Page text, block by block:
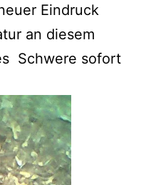
Eindruck
an diesem
Schwere sofort